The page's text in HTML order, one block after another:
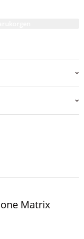
Matrix